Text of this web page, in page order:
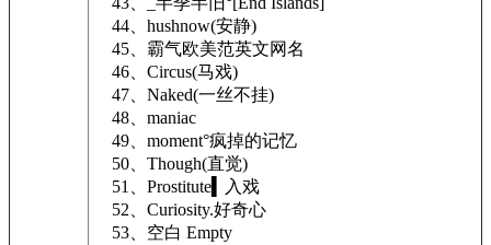
44、hushnow(安静)
45、霸气欧美范英文网名
46、Circus(马戏)
47、Naked(一丝不挂)
48、maniac
49、moment°疯掉的记忆
50、Though(直觉)
51、Prostitute▍入戏
52、Curiosity.好奇心
53、空白 Empty